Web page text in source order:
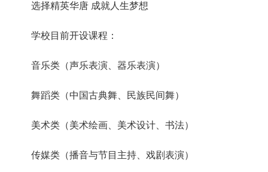
选择精英华唐 成就人生梦想
学校目前开设课程：
音乐类（声乐表演、器乐表演）
舞蹈类（中国古典舞、民族民间舞）
美术类（美术绘画、美术设计、书法）
传媒类（播音与节目主持、戏剧表演）